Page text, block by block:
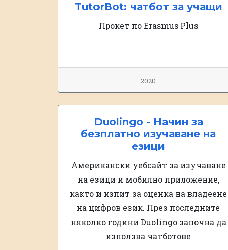
TutorBot: чатбот за учащи
Прокет по Erasmus Plus
2020
Duolingo - Начин за
безплатно изучаване на
езици
Американски уебсайт за изучаване
на езици и мобилно приложение,
както и изпит за оценка на владеене
на цифров език. През последните
няколко години Duolingo започна да
използва чатботове